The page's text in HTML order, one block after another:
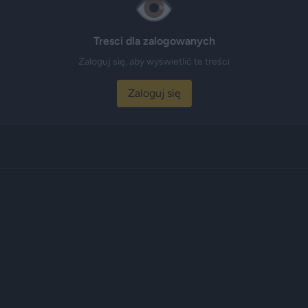
👁️
Tresci dla zalogowanych
Zaloguj się, aby wyświetlić te treści
Zaloguj się